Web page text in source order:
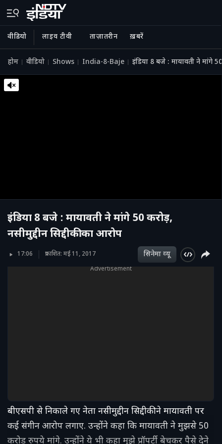
वीडियो लाइव टीवी ताज़ातरीन ख़बरें
होम वीडियो Shows India-8-Baje इंडिया 8 बजे : मायावती ने मांगे
इंडिया 8 बजे : मायावती ने मांगे 50 करोड़,
नसीमुद्दीन सिद्दीकी का आरोप
17:06 प्रकाशित: मई 11, 2017 सिनेमा व्‍यू
Advertisement
बीएसपी से निकाले गए नेता नसीमुद्दीन सिद्दीकी ने मायावती पर
कई संगीन आरोप लगाए. उन्होंने कहा कि मायावती ने मुझसे 50
करोड़ रुपये मांगे. उन्होंने ये भी कहा मुझे प्रॉपर्टी बेचकर पैसे देने